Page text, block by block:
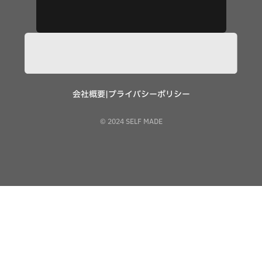
会社概要|プライバシーポリシー
© 2024 SELF MADE